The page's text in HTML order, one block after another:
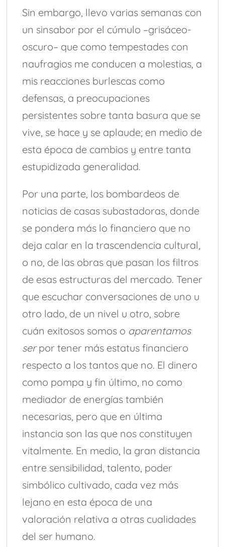
Sin embargo, llevo varias semanas con
un sinsabor por el cúmulo –grisáceo-
oscuro– que como tempestades con
naufragios me conducen a molestias, a
mis reacciones burlescas como
defensas, a preocupaciones
persistentes sobre tanta basura que se
vive, se hace y se aplaude; en medio de
esta época de cambios y entre tanta
estupidizada generalidad.
Por una parte, los bombardeos de
noticias de casas subastadoras, donde
se pondera más lo financiero que no
deja calar en la trascendencia cultural,
o no, de las obras que pasan los filtros
de esas estructuras del mercado. Tener
que escuchar conversaciones de uno u
otro lado, de un nivel u otro, sobre
cuán exitosos somos o aparentamos
serpor tener más estatus financiero
respecto a los tantos que no. El dinero
como pompa y fin último, no como
mediador de energías también
necesarias, pero que en última
instancia son las que nos constituyen
vitalmente. En medio, la gran distancia
entre sensibilidad, talento, poder
simbólico cultivado, cada vez más
lejano en esta época de una
valoración relativa a otras cualidades
del ser humano.